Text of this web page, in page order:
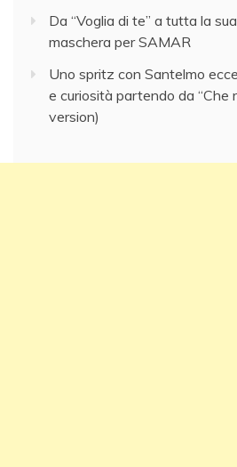
Da “Voglia di te” a tutta la
maschera per SAMAR
Uno spritz con Santelmo
e curiosità partendo da “Che
version)